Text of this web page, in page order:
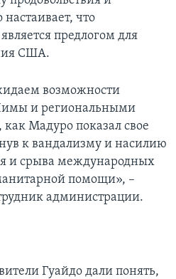
что
предлогом для
США.
возможности
и региональными
как Мадуро показал свое
к вандализму и насилию
и срыва международных
помощи», –
администрации.
Гуайдо дали понять,